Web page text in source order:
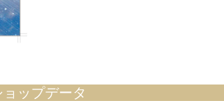
ョップデータ